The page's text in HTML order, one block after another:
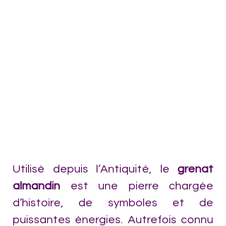
Utilisé depuis l’Antiquité, le grenat
almandin est une pierre chargée
d’histoire, de symboles et de
puissantes énergies. Autrefois connu